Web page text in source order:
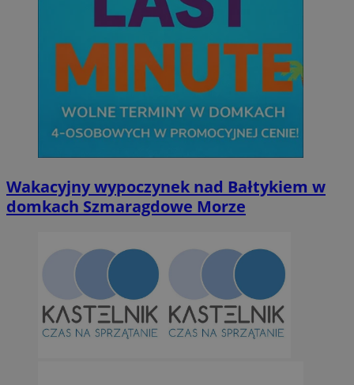
Wakacyjny wypoczynek nad Bałtykiem w
domkach Szmaragdowe Morze